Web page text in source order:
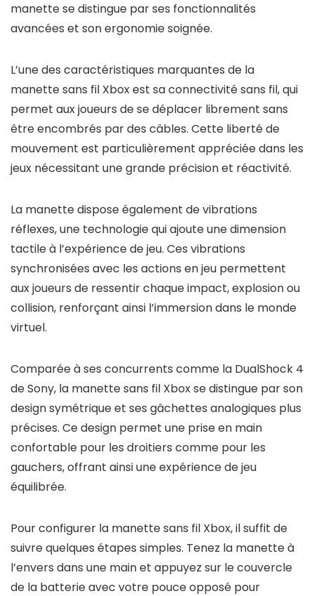
manette se distingue par ses fonctionnalités
avancées et son ergonomie soignée.
L’une des caractéristiques marquantes de la
manette sans fil Xbox est sa connectivité sans fil, qui
permet aux joueurs de se déplacer librement sans
être encombrés par des câbles. Cette liberté de
mouvement est particulièrement appréciée dans les
jeux nécessitant une grande précision et réactivité.
La manette dispose également de vibrations
réflexes, une technologie qui ajoute une dimension
tactile à l’expérience de jeu. Ces vibrations
synchronisées avec les actions en jeu permettent
aux joueurs de ressentir chaque impact, explosion ou
collision, renforçant ainsi l’immersion dans le monde
virtuel.
Comparée à ses concurrents comme la DualShock 4
de Sony, la manette sans fil Xbox se distingue par son
design symétrique et ses gâchettes analogiques plus
précises. Ce design permet une prise en main
confortable pour les droitiers comme pour les
gauchers, offrant ainsi une expérience de jeu
équilibrée.
Pour configurer la manette sans fil Xbox, il suffit de
suivre quelques étapes simples. Tenez la manette à
l’envers dans une main et appuyez sur le couvercle
de la batterie avec votre pouce opposé pour